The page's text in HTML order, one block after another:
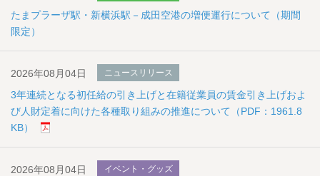
たまプラーザ駅・新横浜駅－成田空港の増便運行について（期間
限定）
2026年08月04日 ニュースリリース
3年連続となる初任給の引き上げと在籍従業員の賃金引き上げおよ
び人財定着に向けた各種取り組みの推進について（PDF：1961.8
KB）
2026年08月04日 イベント・グッズ